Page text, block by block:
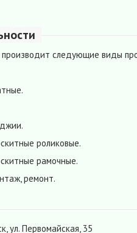
следующие виды
роликовые.
рамочные.
ремонт.
ул. Первомайская, 35